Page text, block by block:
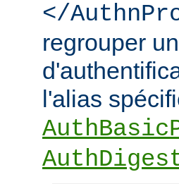
</
regrouper
l'alias